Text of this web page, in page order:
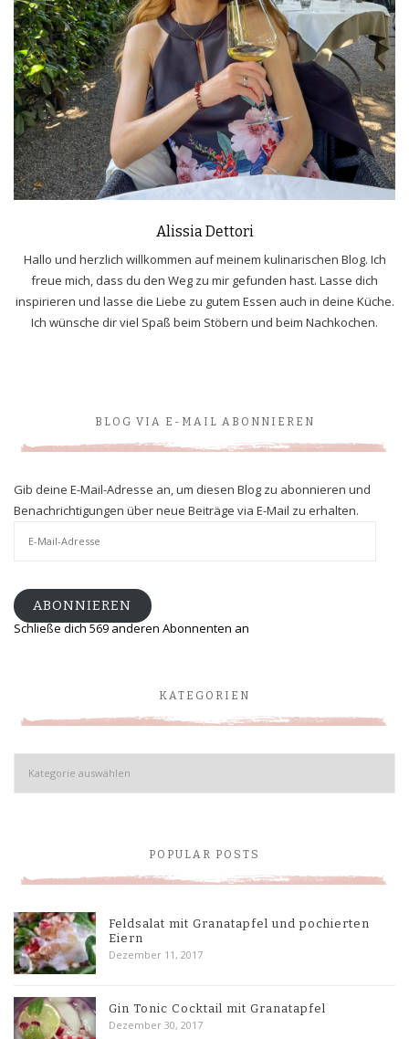
Alissia Dettori
Hallo und herzlich willkommen auf meinem kulinarischen Blog. Ich
freue mich, dass du den Weg zu mir gefunden hast. Lasse dich
inspirieren und lasse die Liebe zu gutem Essen auch in deine Küche.
Ich wünsche dir viel Spaß beim Stöbern und beim Nachkochen.
BLOG VIA E-MAIL ABONNIEREN
Gib deine E-Mail-Adresse an, um diesen Blog zu abonnieren und
Benachrichtigungen über neue Beiträge via E-Mail zu erhalten.
ABONNIEREN
Schließe dich 569 anderen Abonnenten an
KATEGORIEN
Kategorien
POPULAR POSTS
Feldsalat mit Granatapfel und pochierten
Eiern
Dezember 11, 2017
Gin Tonic Cocktail mit Granatapfel
Dezember 30, 2017